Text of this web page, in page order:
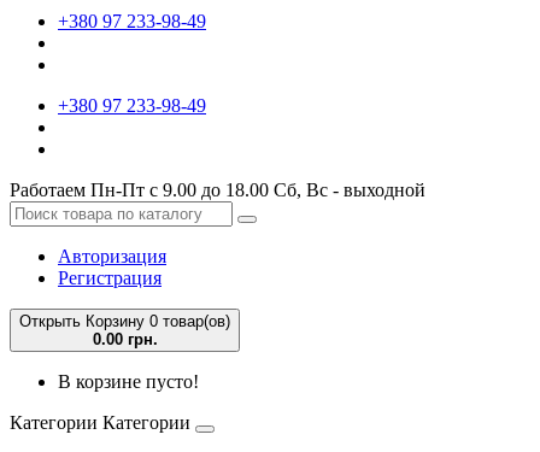
+380 97 233-98-49
+380 97 233-98-49
Работаем Пн-Пт с 9.00 до 18.00 Сб, Вс - выходной
Авторизация
Регистрация
Открыть Корзину 0 товар(ов)
0.00 грн.
В корзине пусто!
Категории Категории